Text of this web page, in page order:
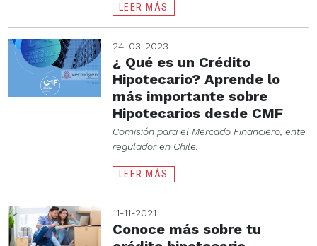
LEER MÁS
24-03-2023
¿ Qué es un Crédito
Hipotecario? Aprende lo
más importante sobre
Hipotecarios desde CMF
Comisión para el Mercado Financiero, ente
regulador en Chile.
LEER MÁS
11-11-2021
Conoce más sobre tu